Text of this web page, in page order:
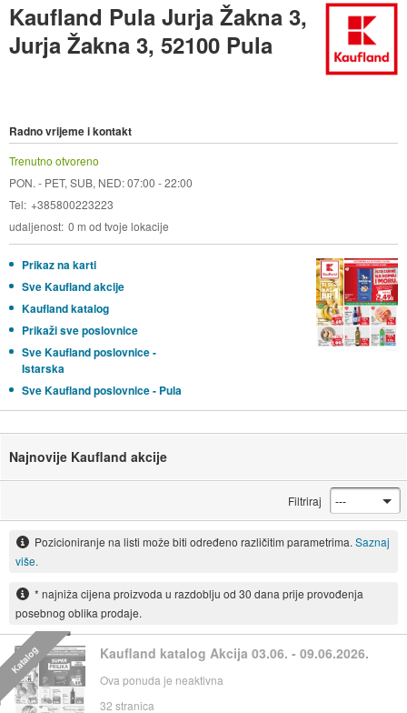
Kaufland Pula Jurja Žakna 3,
Jurja Žakna 3, 52100 Pula
Radno vrijeme i kontakt
Trenutno otvoreno
PON. - PET, SUB, NED: 07:00 - 22:00
Tel +385800223223
udaljenost 0 m od tvoje lokacije
Prikaz na karti
Sve Kaufland akcije
Kaufland katalog
Prikaži sve poslovnice
Sve Kaufland poslovnice -
Istarska
Sve Kaufland poslovnice - Pula
Najnovije Kaufland akcije
Filtriraj
Pozicioniranje na listi može biti određeno različitim parametrima. Saznaj
više.
* najniža cijena proizvoda u razdoblju od 30 dana prije provođenja
posebnog oblika prodaje.
Kaufland katalog Akcija 03.06. - 09.06.2026.
Ova ponuda je neaktivna
32 stranica
Katalog